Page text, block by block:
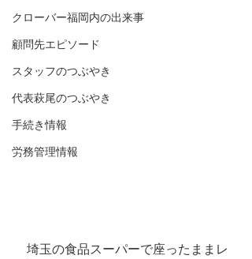
クローバー福岡内の出来事
顧問先エピソード
スタッフのつぶやき
代表萩尾のつぶやき
手続き情報
労務管理情報
埼玉の食品スーパーで座ったままレ